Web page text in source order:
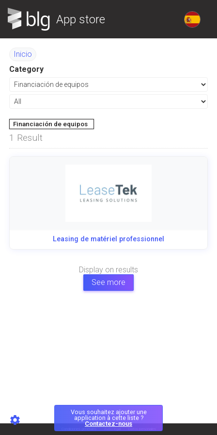
App store
Vous souhaitez ajouter une
application à cette liste ?
Contactez-nous
Inicio
Category
Financiación de equipos
1 Result
Leasing de matériel professionnel
Display on results
See more